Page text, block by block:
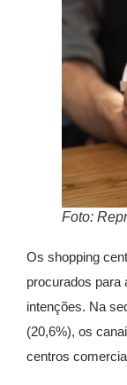
Foto:
Os shopping
procurados para
intenções. Na
(20,6%), os
centros